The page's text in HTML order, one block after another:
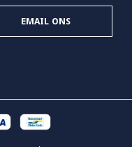
EMAIL ONS